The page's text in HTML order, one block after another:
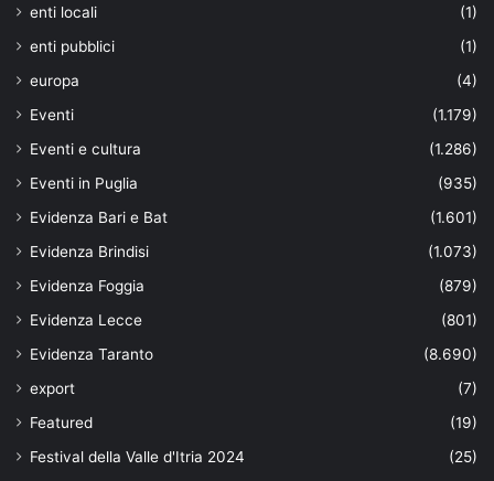
enti locali
(1)
enti pubblici
(1)
europa
(4)
Eventi
(1.179)
Eventi e cultura
(1.286)
Eventi in Puglia
(935)
Evidenza Bari e Bat
(1.601)
Evidenza Brindisi
(1.073)
Evidenza Foggia
(879)
Evidenza Lecce
(801)
Evidenza Taranto
(8.690)
export
(7)
Featured
(19)
Festival della Valle d'Itria 2024
(25)